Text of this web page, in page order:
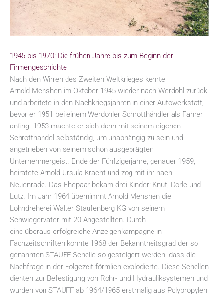
1945 bis 1970: Die frühen Jahre bis zum Beginn der
Firmengeschichte
Nach den Wirren des Zweiten Weltkrieges kehrte
Arnold Menshen im Oktober 1945 wieder nach Werdohl zurück
und arbeitete in den Nachkriegsjahren in einer Autowerkstatt,
bevor er 1951 bei einem Werdohler Schrotthändler als Fahrer
anfing. 1953 machte er sich dann mit seinem eigenen
Schrotthandel selbständig, um unabhängig zu sein und
angetrieben von seinem schon ausgeprägten
Unternehmergeist. Ende der Fünfzigerjahre, genauer 1959,
heiratete Arnold Ursula Kracht und zog mit ihr nach
Neuenrade. Das Ehepaar bekam drei Kinder: Knut, Dorle und
Lutz. Im Jahr 1964 übernimmt Arnold Menshen die
Lohndreherei Walter Staufenberg KG von seinem
Schwiegervater mit 20 Angestellten. Durch
eine überaus erfolgreiche Anzeigenkampagne in
Fachzeitschriften konnte 1968 der Bekanntheitsgrad der so
genannten STAUFF-Schelle so gesteigert werden, dass die
Nachfrage in der Folgezeit förmlich explodierte. Diese Schellen
dienten zur Befestigung von Rohr- und Hydrauliksystemen und
wurden von STAUFF ab 1964/1965 erstmalig aus Polypropylen